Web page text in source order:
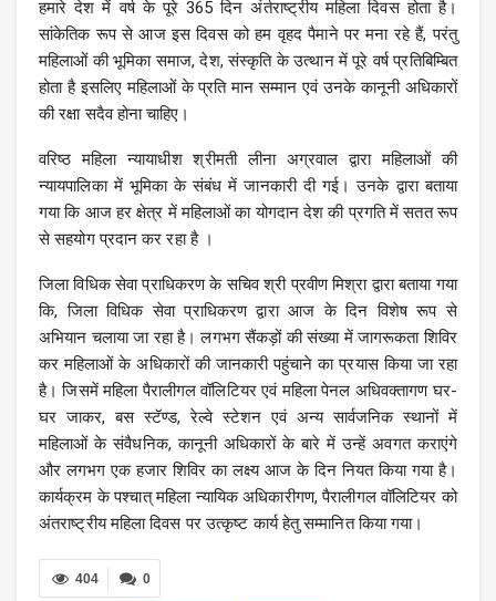
हमारे देश में वर्ष के पूरे 365 दिन अंर्तराष्ट्रीय महिला दिवस होता है।
सांकेतिक रूप से आज इस दिवस को हम वृहद पैमाने पर मना रहे हैं, परंतु
महिलाओं की भूमिका समाज, देश, संस्कृति के उत्थान में पूरे वर्ष प्रतिबिम्बित
होता है इसलिए महिलाओं के प्रति मान सम्मान एवं उनके कानूनी अधिकारों
की रक्षा सदैव होना चाहिए।
वरिष्ठ महिला न्यायाधीश श्रीमती लीना अग्रवाल द्वारा महिलाओं की
न्यायपालिका में भूमिका के संबंध में जानकारी दी गई। उनके द्वारा बताया
गया कि आज हर क्षेत्र में महिलाओं का योगदान देश की प्रगति में सतत रूप
से सहयोग प्रदान कर रहा है ।
जिला विधिक सेवा प्राधिकरण के सचिव श्री प्रवीण मिश्रा द्वारा बताया गया
कि, जिला विधिक सेवा प्राधिकरण द्वारा आज के दिन विशेष रूप से
अभियान चलाया जा रहा है। लगभग सैंकड़ों की संख्या में जागरूकता शिविर
कर महिलाओं के अधिकारों की जानकारी पहुंचाने का प्रयास किया जा रहा
है। जिसमें महिला पैरालीगल वॉलिटियर एवं महिला पेनल अधिवक्तागण घर-
घर जाकर, बस स्टॅण्ड, रेल्वे स्टेशन एवं अन्य सार्वजनिक स्थानों में
महिलाओं के संवैधनिक, कानूनी अधिकारों के बारे में उन्हें अवगत कराएंगे
और लगभग एक हजार शिविर का लक्ष्य आज के दिन नियत किया गया है।
कार्यक्रम के पश्चात् महिला न्यायिक अधिकारीगण, पैरालीगल वॉलिटियर को
अंतराष्ट्रीय महिला दिवस पर उत्कृष्ट कार्य हेतु सम्मानित किया गया।
0
404